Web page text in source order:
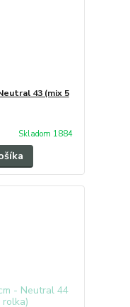
43 (mix 5
Skladom 1884